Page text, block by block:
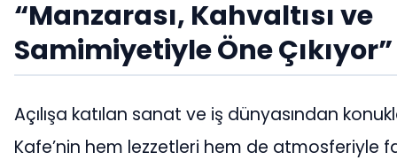
“Manzarası, Kahvaltısı ve
Samimiyetiyle Öne Çıkıyor”
Açılışa katılan sanat ve iş dünyasından
Kafe’nin hem lezzetleri hem de atmosferiyle